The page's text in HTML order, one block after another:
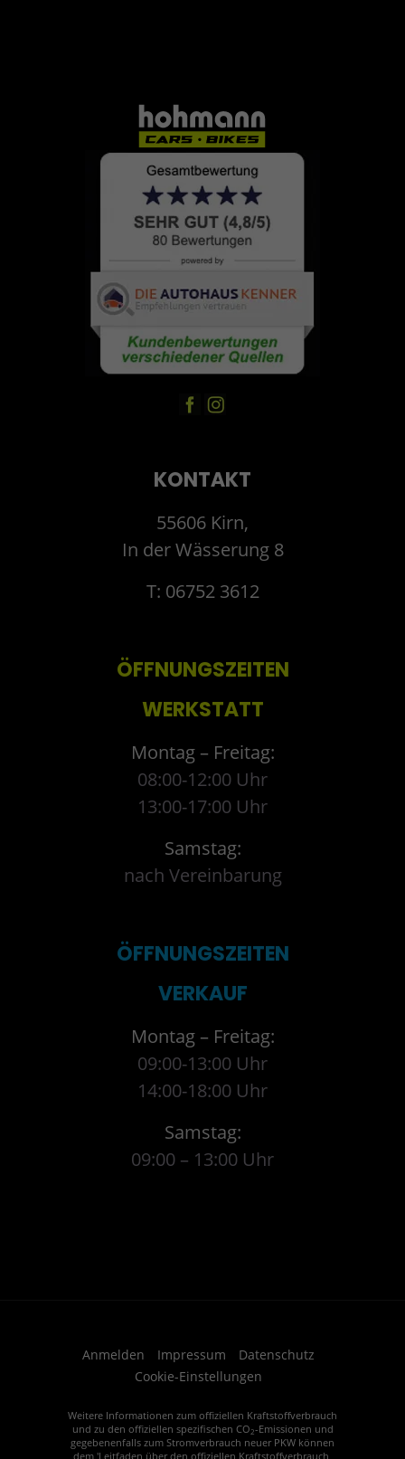
KONTAKT
55606 Kirn,
In der Wässerung 8
T: 06752 3612
ÖFFNUNGSZEITEN
WERKSTATT
Montag – Freitag:
08:00-12:00 Uhr
13:00-17:00 Uhr
Samstag:
nach Vereinbarung
ÖFFNUNGSZEITEN
VERKAUF
Montag – Freitag:
09:00-13:00 Uhr
14:00-18:00 Uhr
Samstag:
09:00 – 13:00 Uhr
Anmelden Impressum
Datenschutz
Cookie-Einstellungen
Weitere Informationen zum offiziellen Kraftstoffverbrauch
und zu den offiziellen spezifischen CO2-Emissionen und
gegebenenfalls zum Stromverbrauch neuer PKW können